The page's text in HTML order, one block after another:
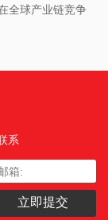
全球产业链竞争
系